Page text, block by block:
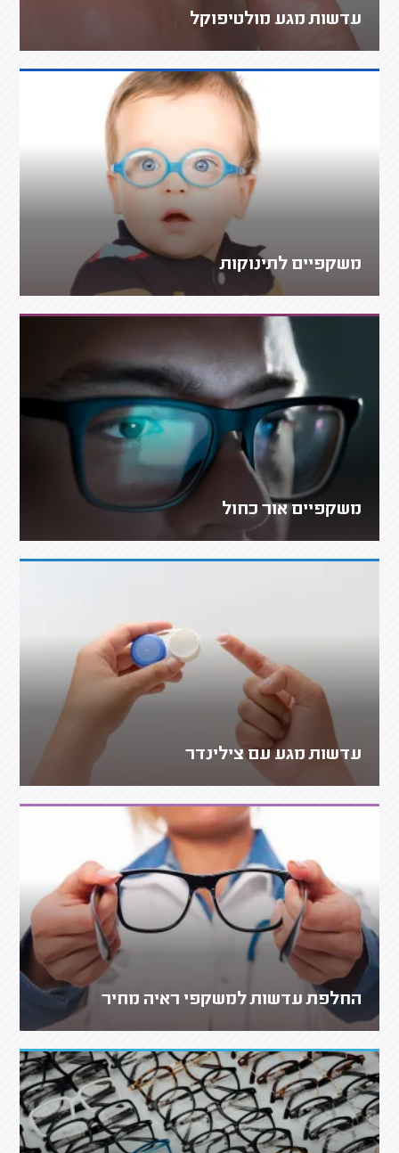
עדשות מגע מולטיפוקל
משקפיים לתינוקות
משקפיים אור כחול
עדשות מגע עם צילינדר
החלפת עדשות למשקפי ראיה מחיר